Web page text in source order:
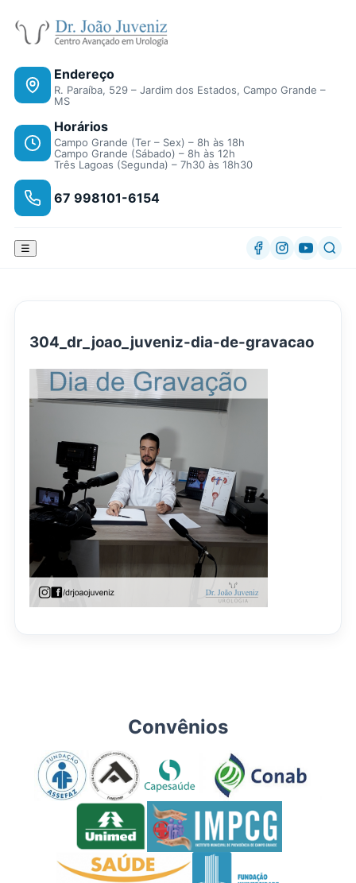
Endereço
R. Paraíba, 529 – Jardim dos Estados, Campo Grande –
MS
Horários
Campo Grande (Ter – Sex) – 8h às 18h
Campo Grande (Sábado) – 8h às 12h
Três Lagoas (Segunda) – 7h30 às 18h30
67 998101-6154
☰
304_dr_joao_juveniz-dia-de-gravacao
Convênios